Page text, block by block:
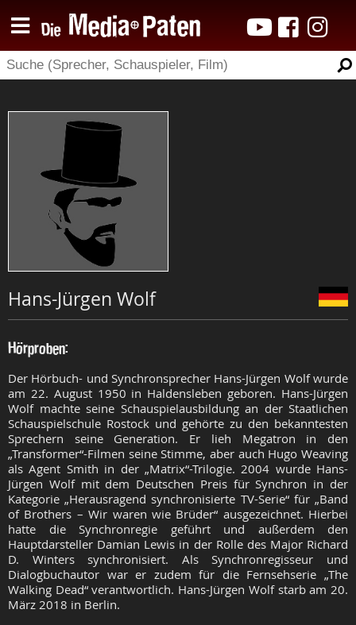
Hans-Jürgen Wolf
Hörproben:
Der Hörbuch- und Synchronsprecher Hans-Jürgen Wolf wurde
am 22. August 1950 in Haldensleben geboren. Hans-Jürgen
Wolf machte seine Schauspielausbildung an der Staatlichen
Schauspielschule Rostock und gehörte zu den bekanntesten
Sprechern seine Generation. Er lieh Megatron in den
„Transformer“-Filmen seine Stimme, aber auch Hugo Weaving
als Agent Smith in der „Matrix“-Trilogie. 2004 wurde Hans-
Jürgen Wolf mit dem Deutschen Preis für Synchron in der
Kategorie „Herausragend synchronisierte TV-Serie“ für „Band
of Brothers – Wir waren wie Brüder“ ausgezeichnet. Hierbei
hatte die Synchronregie geführt und außerdem den
Hauptdarsteller Damian Lewis in der Rolle des Major Richard
D. Winters synchronisiert. Als Synchronregisseur und
Dialogbuchautor war er zudem für die Fernsehserie „The
Walking Dead“ verantwortlich. Hans-Jürgen Wolf starb am 20.
März 2018 in Berlin.